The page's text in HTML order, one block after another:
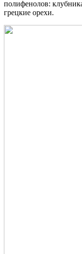
полифенолов:
грецкие орехи.